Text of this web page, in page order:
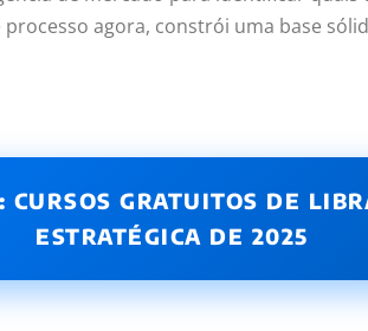
agora, constrói uma base
CURSOS GRATUITOS DE
ESTRATÉGICA DE 2025